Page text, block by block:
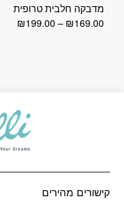
מדבקה חלבית טרופית
₪169.00
–
₪199.00
קישורים מהירים